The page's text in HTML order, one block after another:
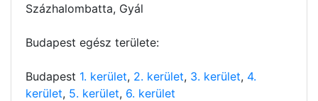
Százhalombatta, Gyál
Budapest egész területe:
Budapest 1. kerület, 2. kerület, 3. kerület, 4.
kerület, 5. kerület, 6. kerület